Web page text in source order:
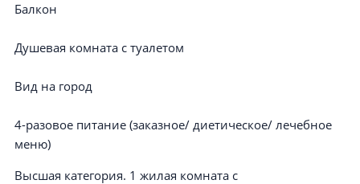
Балкон
Душевая комната с туалетом
Вид на город
4-разовое питание (заказное/ диетическое/ лечебное
меню)
Высшая категория. 1 жилая комната с